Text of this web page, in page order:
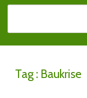
Tag : Baukrise